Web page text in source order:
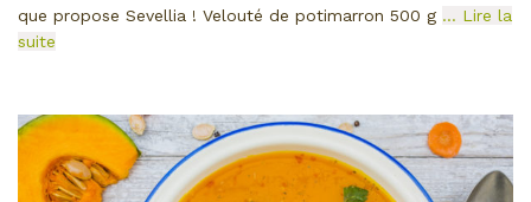
que propose Sevellia ! Velouté de potimarron 500 g … Lire la
suite